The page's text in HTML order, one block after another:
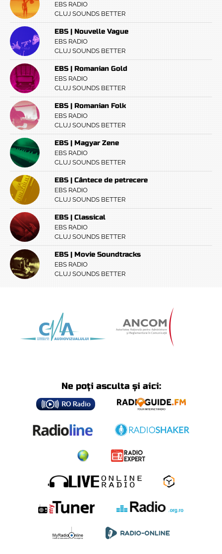
EBS RADIO
CLUJ SOUNDS BETTER
EBS | Nouvelle Vague
EBS RADIO
CLUJ SOUNDS BETTER
EBS | Romanian Gold
EBS RADIO
CLUJ SOUNDS BETTER
EBS | Romanian Folk
EBS RADIO
CLUJ SOUNDS BETTER
EBS | Magyar Zene
EBS RADIO
CLUJ SOUNDS BETTER
EBS | Cântece de petrecere
EBS RADIO
CLUJ SOUNDS BETTER
EBS | Classical
EBS RADIO
CLUJ SOUNDS BETTER
EBS | Movie Soundtracks
EBS RADIO
CLUJ SOUNDS BETTER
Ne poți asculta și aici: